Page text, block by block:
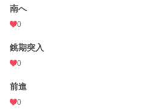
南へ
0
銚期突入
0
前進
0